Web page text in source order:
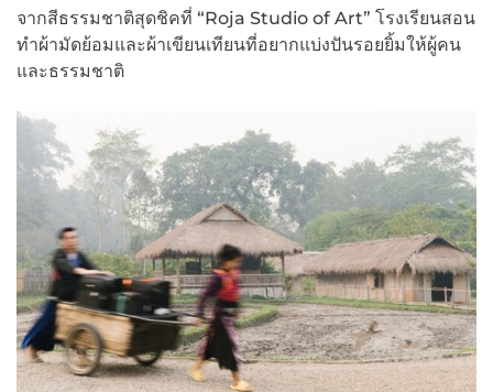
จากสีธรรมชาติสุดชิคที่ “Roja Studio of Art” โรงเรียนสอน
ทำผ้ามัดย้อมและผ้าเขียนเทียนที่อยากแบ่งปันรอยยิ้มให้ผู้คน
และธรรมชาติ